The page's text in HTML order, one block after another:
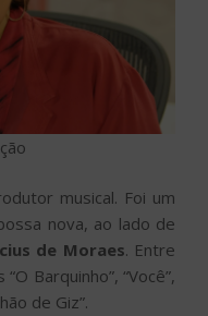
musical. Foi um
nova, ao lado de
de Moraes. Entre
Barquinho”, “Você”,
de Giz”.